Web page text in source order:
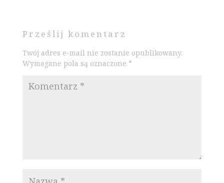
Prześlij komentarz
Twój adres e-mail nie zostanie opublikowany.
Wymagane pola są oznaczone *